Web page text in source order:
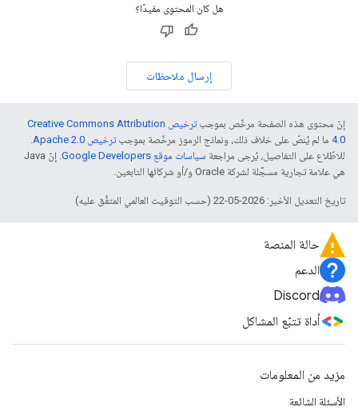
هل كان المحتوى مفيدًا؟
إرسال ملاحظات
إنّ محتوى هذه الصفحة مرخّص بموجب
ترخيص Creative Commons Attribution
4.0‏ ما لم يُنصّ على خلاف ذلك، ونماذج الرموز مرخّصة بموجبترخيص Apache 2.0‏
.
للاطّلاع على التفاصيل، يُرجى مراجعة سياسات موقع Google Developers‏
. إنّ Java
هي علامة تجارية مسجَّلة لشركة Oracle و/أو شركائها التابعين.
تاريخ التعديل الأخير: 2026-05-22 (حسب التوقيت العالمي المتفَّق عليه)
حالة المنصة
الدعم
Discord
أداة تتبّع المشاكل
مزيد من المعلومات
الأسئلة الشائعة